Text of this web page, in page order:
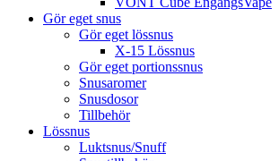
Gör eget snus
Gör eget lössnus
X-15 Lössnus
Gör eget portionssnus
Snusaromer
Snusdosor
Tillbehör
Lössnus
Luktsnus/Snuff